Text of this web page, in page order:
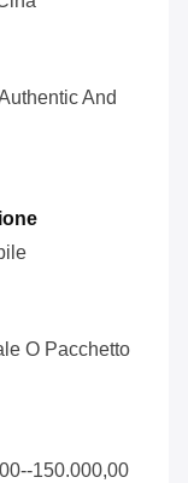
And
O Pacchetto
150.000,00